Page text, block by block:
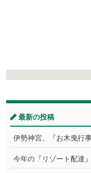
最新の投稿
伊勢神宮、『お木曳行
今年の『リゾート配達